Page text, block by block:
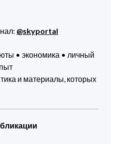
@skyportal
• экономика • личный
и материалы, которых